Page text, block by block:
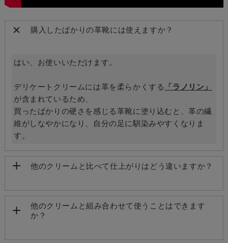
購入したばかりの革靴には使えますか？
はい、お使いいただけます。
デリケートクリームには革を柔らかくする
「ラノリン」
が含まれているため、
買ったばかりの硬さを感じる革靴に塗り込むと、革の繊
維がしなやかになり、自分の足に馴染みやすくなりま
す。
他のクリームと比べて仕上がりはどう違いますか？
他のクリームと組み合わせて使うことはできます
か？